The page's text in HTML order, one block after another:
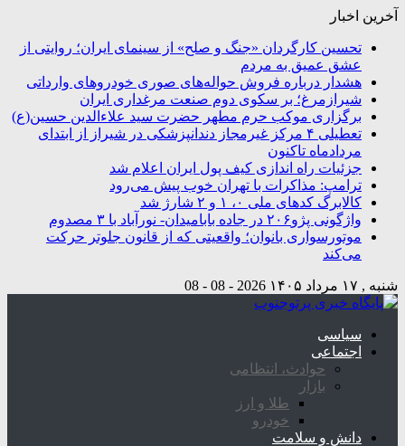
آخرین اخبار
تحسین کارگردان «جنگ و صلح» از سینمای ایران؛ روایتی از
عشق عمیق به مردم
هشدار درباره فروش حواله‌های صوری خودروهای وارداتی
شیرازمرغ؛ بر سکوی دوم صنعت مرغداری ایران
برگزاری موکب حرم مطهر حضرت سید علاءالدین حسین(ع)
تعطیلی ۴ مرکز غیرمجاز دندانپزشکی در شیراز از ابتدای
مردادماه تاکنون
جزئیات راه اندازی کیف پول ایران اعلام شد
ترامپ: مذاکرات با تهران خوب پیش می‌رود
کالابرگ کدهای ملی ۰، ۱ و ۲ شارژ شد
واژگونی پژو۲۰۶ در جاده بابامیدان- نورآباد با ۳ مصدوم
موتورسواری بانوان؛ واقعیتی که از قانون جلوتر حرکت
می‌کند
شنبه , ۱۷ مرداد ۱۴۰۵ 2026 - 08 - 08
سیاسی
اجتماعی
حوادث، انتظامی
بازار
طلا و ارز
خودرو
دانش و سلامت